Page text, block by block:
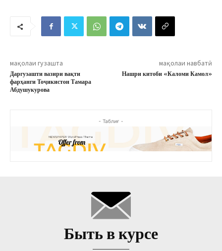
мақолаи гузашта
Даргузашти вазири вақти
фарҳанги Тоҷикистон Тамара
Абдушукурова
мақолаи навбатӣ
Нашри китоби «Каломи Камол»
- Таблиғ -
Быть в курсе